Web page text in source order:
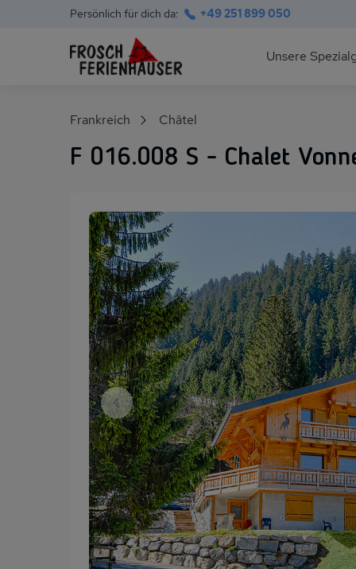
Persönlich für dich da: +49 251 899 050
Hauptnavigation
Unsere
Polnische Ostsee
Skihütten &
Gruppenhäuser
Frankreich Châtel
F 016.008 S - Chalet